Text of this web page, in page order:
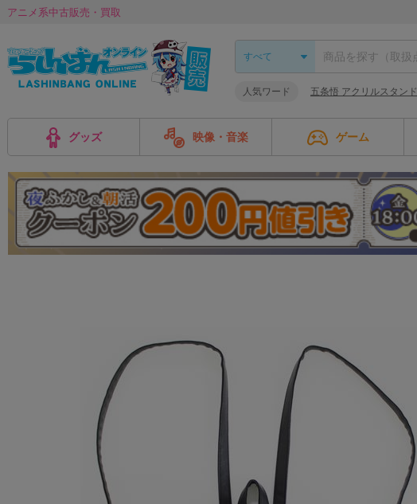
アニメ系中古販売・買取
人気ワード 五条悟 アクリルスタンド
グッズ 映像・音楽 ゲーム